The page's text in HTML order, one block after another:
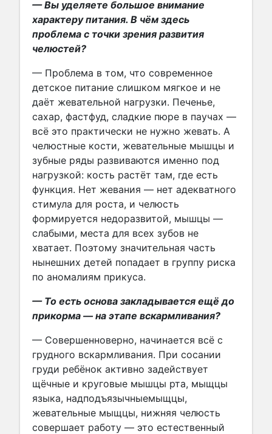
— Вы уделяете большое внимание
характеру питания. В чём здесь
проблема с точки зрения развития
челюстей?
— Проблема в том, что современное
детское питание слишком мягкое и не
даёт жевательной нагрузки. Печенье,
сахар, фастфуд, сладкие пюре в паучах —
всё это практически не нужно жевать. А
челюстные кости, жевательные мышцы и
зубные ряды развиваются именно под
нагрузкой: кость растёт там, где есть
функция. Нет жевания — нет адекватного
стимула для роста, и челюсть
формируется недоразвитой, мышцы —
слабыми, места для всех зубов не
хватает. Поэтому значительная часть
нынешних детей попадает в группу риска
по аномалиям прикуса.
— То есть основа закладывается ещё до
прикорма — на этапе вскармливания?
— Совершенноверно, начинается всё с
грудного вскармливания. При сосании
груди ребёнок активно задействует
щёчные и круговые мышцы рта, мыщцы
языка, надподъязычныемыщцы,
жевательные мыщцы, нижняя челюсть
совершает работу — это естественный